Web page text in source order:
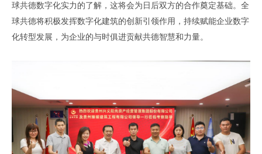
球共德数字化实力的了解 ， 这将会为日后双方的合作奠定基础 。 全
球共德将积极发挥数字化建筑的创新引领作用， 持续赋能企业数字
化转型发展 ，为企业的与时俱进贡献共德智慧和力量。